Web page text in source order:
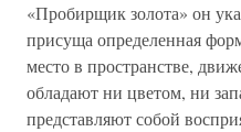
«Пробирщик золота» он
присуща определенная
место в пространстве,
обладают ни цветом, ни
представляют собой